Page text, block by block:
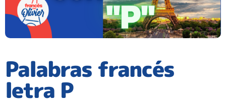
Palabras francés
letra P